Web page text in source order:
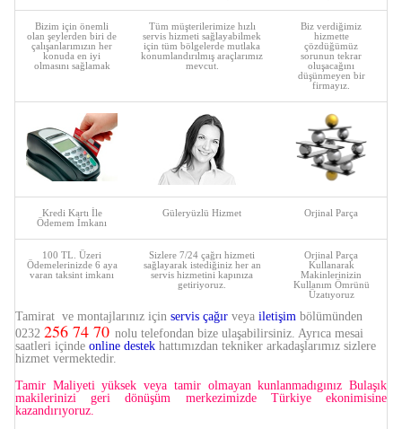
Bizim için önemli
olan şeylerden biri de
çalışanlarımızın her
konuda en iyi
olmasını sağlamak
Tüm müşterilerimize hızlı
servis hizmeti sağlayabilmek
için tüm bölgelerde mutlaka
konumlandırılmış araçlarımız
mevcut.
Biz verdiğimiz
hizmette
çözdüğümüz
sorunun tekrar
oluşacağını
düşünmeyen bir
firmayız.
Kredi Kartı İle
Ödemem İmkanı
Güleryüzlü Hizmet Orjinal Parça
100 TL. Üzeri
Ödemelerinizde 6 aya
varan taksint imkanı
Sizlere 7/24 çağrı hizmeti
sağlayarak istediğiniz her an
servis hizmetini kapınıza
getiriyoruz.
Orjinal Parça
Kullanarak
Makinlerinizin
Kullanım Ömrünü
Üzatıyoruz
Tamirat ve montajlarınız için servis çağır veya iletişim bölümünden
0232 256 74 70 nolu telefondan bize ulaşabilirsiniz. Ayrıca mesai
saatleri içinde online destek hattımızdan tekniker arkadaşlarımız sizlere
hizmet vermektedir.
Tamir Maliyeti yüksek veya tamir olmayan kunlanmadıgınız Bulaşık
makilerinizi geri dönüşüm merkezimizde Türkiye ekonimisine
kazandırıyoruz.